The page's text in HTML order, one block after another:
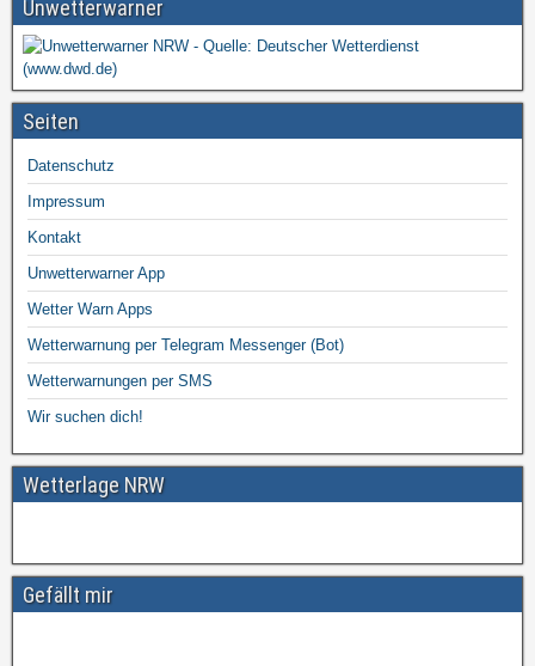
Unwetterwarner
Seiten
Datenschutz
Impressum
Kontakt
Unwetterwarner App
Wetter Warn Apps
Wetterwarnung per Telegram Messenger (Bot)
Wetterwarnungen per SMS
Wir suchen dich!
Wetterlage NRW
Gefällt mir